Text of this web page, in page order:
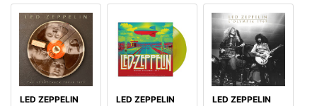
LED ZEPPELIN
LED ZEPPELIN
LED ZEPPELIN